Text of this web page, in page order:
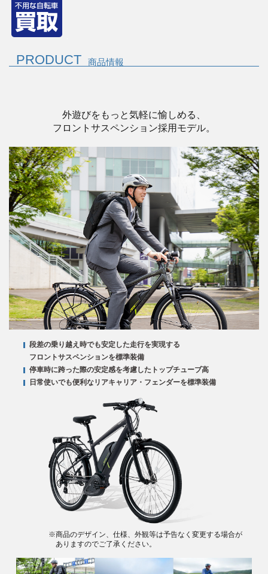
PRODUCT 商品情報
外遊びをもっと気軽に愉しめる、
フロントサスペンション採用モデル。
段差の乗り越え時でも安定した走行を実現する
フロントサスペンションを標準装備
停車時に跨った際の安定感を考慮したトップチューブ高
日常使いでも便利なリアキャリア・フェンダーを標準装備
※商品のデザイン、仕様、外観等は予告なく変更する場合が
ありますのでご了承ください。